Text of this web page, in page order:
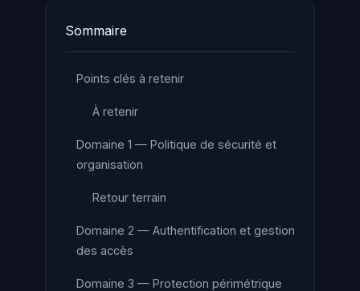
Sommaire
Points clés à retenir
À retenir
Domaine 1 — Politique de sécurité et
organisation
Retour terrain
Domaine 2 — Authentification et gestion
des accès
Domaine 3 — Protection périmétrique